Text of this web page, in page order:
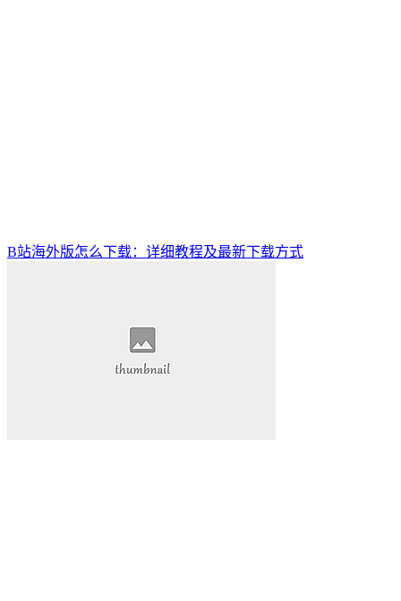
B站海外版怎么下载：详细教程及最新下载方式